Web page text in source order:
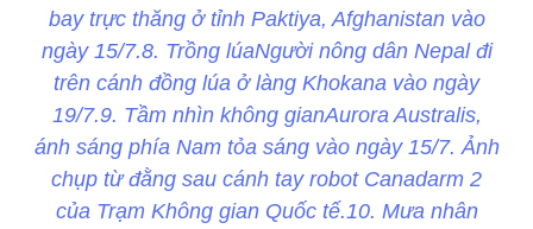
bay trực thăng ở tỉnh Paktiya, Afghanistan vào
ngày 15/7.8. Trồng lúaNgười nông dân Nepal đi
trên cánh đồng lúa ở làng Khokana vào ngày
19/7.9. Tầm nhìn không gianAurora Australis,
ánh sáng phía Nam tỏa sáng vào ngày 15/7. Ảnh
chụp từ đằng sau cánh tay robot Canadarm 2
của Trạm Không gian Quốc tế.10. Mưa nhân